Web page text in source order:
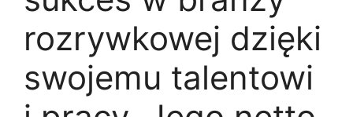
rozrywkowej dzięki
swojemu talentowi